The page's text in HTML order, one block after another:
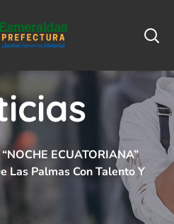
“NOCHE ECUATORIANA”
Las Palmas Con Talento Y